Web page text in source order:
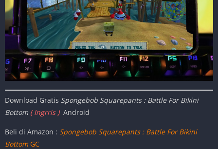
Download Gratis Spongebob Squarepants : Battle For Bikini
Bottom ( Ingrris ) Android
Beli di Amazon : Spongebob Squarepants : Battle For Bikini
Bottom GC